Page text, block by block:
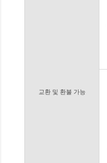
교환 및 환불 가능